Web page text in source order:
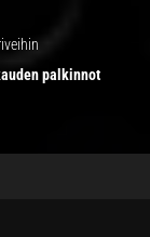
palkinnot